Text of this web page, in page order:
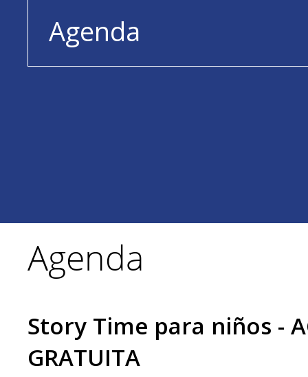
Agenda
Agenda
Story Time para niños -
GRATUITA